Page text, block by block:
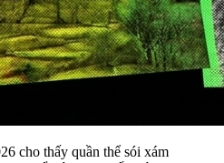
cho thấy quần thể sói xám